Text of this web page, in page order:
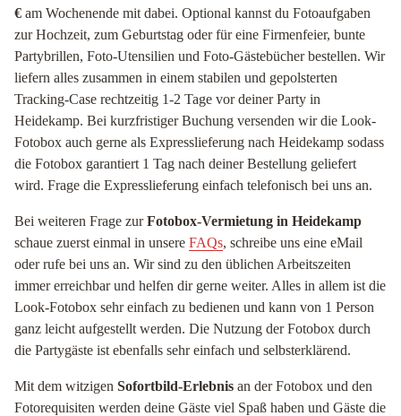
€ am Wochenende mit dabei. Optional kannst du Fotoaufgaben
zur Hochzeit, zum Geburtstag oder für eine Firmenfeier, bunte
Partybrillen, Foto-Utensilien und Foto-Gästebücher bestellen. Wir
liefern alles zusammen in einem stabilen und gepolsterten
Tracking-Case rechtzeitig 1-2 Tage vor deiner Party in
Heidekamp. Bei kurzfristiger Buchung versenden wir die Look-
Fotobox auch gerne als Expresslieferung nach Heidekamp sodass
die Fotobox garantiert 1 Tag nach deiner Bestellung geliefert
wird. Frage die Expresslieferung einfach telefonisch bei uns an.
Bei weiteren Frage zurFotobox-Vermietung in Heidekamp
schaue zuerst einmal in unsere FAQs, schreibe uns eine eMail
oder rufe bei uns an. Wir sind zu den üblichen Arbeitszeiten
immer erreichbar und helfen dir gerne weiter. Alles in allem ist die
Look-Fotobox sehr einfach zu bedienen und kann von 1 Person
ganz leicht aufgestellt werden. Die Nutzung der Fotobox durch
die Partygäste ist ebenfalls sehr einfach und selbsterklärend.
Mit dem witzigen Sofortbild-Erlebnis an der Fotobox und den
Fotorequisiten werden deine Gäste viel Spaß haben und Gäste die